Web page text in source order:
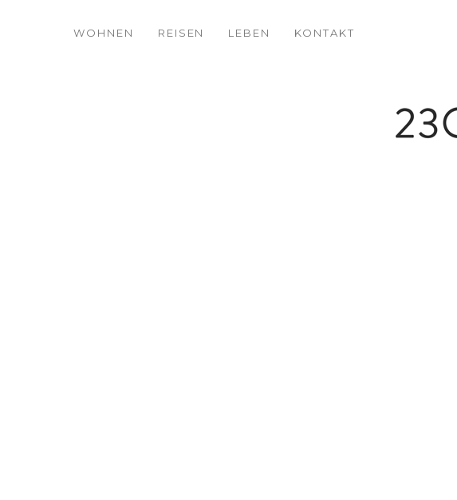
WOHNEN REISEN LEBEN KONTAKT